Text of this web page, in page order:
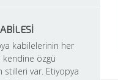
kabilelerinin her
kendine özgü
stilleri var. Etiyopya